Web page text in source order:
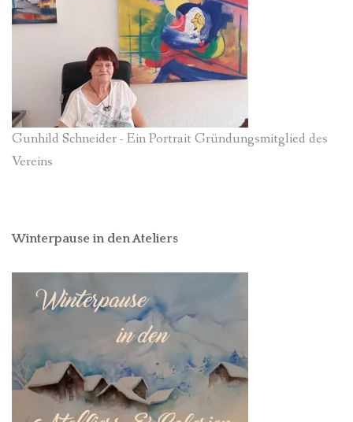
Gunhild Schneider - Ein Portrait Gründungsmitglied des
Vereins
Winterpause in den Ateliers